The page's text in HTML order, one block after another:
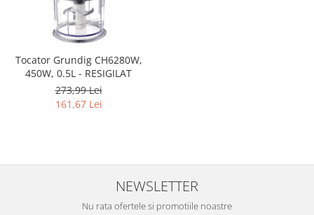
Servere, Componente & UPS
Telecomenzi garaj
Sport & Activitati in aer liber
Accesorii antrenament
Accesorii Fitness
Accesorii sportive
Tocator Grundig CH6280W,
450W, 0.5L - RESIGILAT
273,99 Lei
161,67 Lei
NEWSLETTER
Nu rata ofertele si promotiile noastre